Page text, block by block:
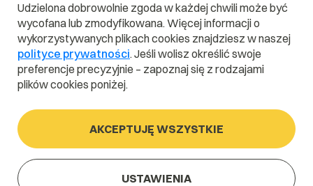
.email
Szukaj
Udzielona dobrowolnie zgoda w każdej chwili może być
wycofana lub zmodyfikowana. Więcej informacji o
wykorzystywanych plikach cookies znajdziesz w naszej
polityce prywatności. Jeśli wolisz określić swoje
preferencje precyzyjnie – zapoznaj się z rodzajami
plików cookies poniżej.
AKCEPTUJĘ WSZYSTKIE
USTAWIENIA